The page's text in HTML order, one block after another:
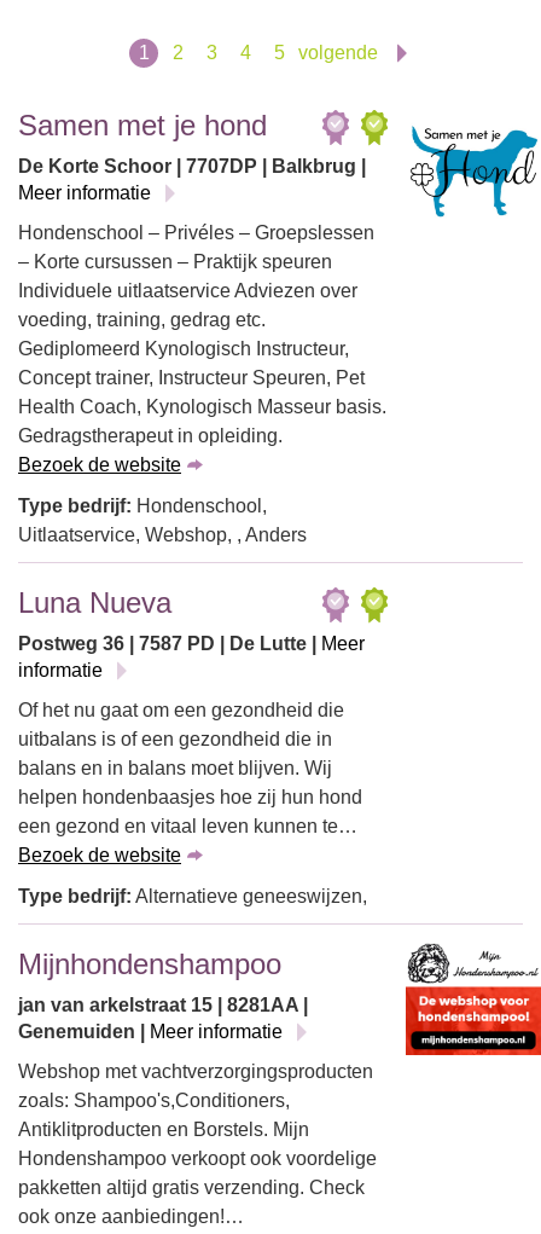
1 2 3 4 5 volgende
Samen met je hond
De Korte Schoor | 7707DP | Balkbrug |
Meer informatie
Hondenschool – Privéles – Groepslessen
– Korte cursussen – Praktijk speuren
Individuele uitlaatservice Adviezen over
voeding, training, gedrag etc.
Gediplomeerd Kynologisch Instructeur,
Concept trainer, Instructeur Speuren, Pet
Health Coach, Kynologisch Masseur basis.
Gedragstherapeut in opleiding.
Bezoek de website
Type bedrijf: Hondenschool,
Uitlaatservice, Webshop, , Anders
Luna Nueva
Postweg 36 | 7587 PD | De Lutte |
Meer
informatie
Of het nu gaat om een gezondheid die
uitbalans is of een gezondheid die in
balans en in balans moet blijven. Wij
helpen hondenbaasjes hoe zij hun hond
een gezond en vitaal leven kunnen te…
Bezoek de website
Type bedrijf: Alternatieve geneeswijzen,
Mijnhondenshampoo
jan van arkelstraat 15 | 8281AA |
Genemuiden |
Meer informatie
Webshop met vachtverzorgingsproducten
zoals: Shampoo's,Conditioners,
Antiklitproducten en Borstels. Mijn
Hondenshampoo verkoopt ook voordelige
pakketten altijd gratis verzending. Check
ook onze aanbiedingen!…